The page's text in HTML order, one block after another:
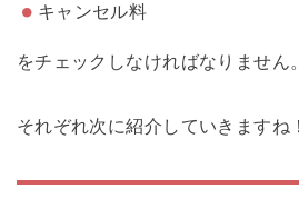
キャンセル料
をチェックしなければなりません。
それぞれ次に紹介していきますね！